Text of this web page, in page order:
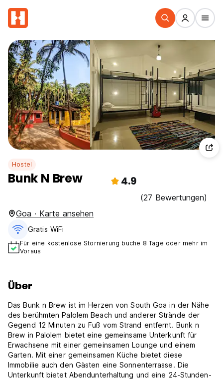
Hostel
Bunk N Brew 4.9
(27 Bewertungen)
Goa · Karte ansehen
Gratis WiFi
Für eine kostenlose Stornierung buche 8 Tage oder mehr im
Voraus
Über
Das Bunk n Brew ist im Herzen von South Goa in der Nähe
des berühmten Palolem Beach und anderer Strände der
Gegend 12 Minuten zu Fuß vom Strand entfernt. Bunk n
Brew in Palolem bietet eine gemeinsame Unterkunft für
Erwachsene mit einer gemeinsamen Lounge und einem
Garten. Mit einer gemeinsamen Küche bietet diese
Immobilie auch den Gästen eine Sonnenterrasse. Die
Unterkunft bietet Abendunterhaltung und eine 24-Stunden-